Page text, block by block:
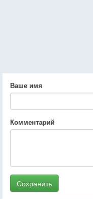
Ваше имя
Комментарий
Сохранить